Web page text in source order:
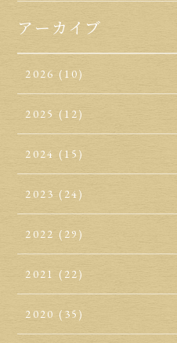
アーカイブ
2026 (10)
2025 (12)
2024 (15)
2023 (24)
2022 (29)
2021 (22)
2020 (35)